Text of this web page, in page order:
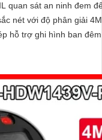
quan sát an ninh đem
nét với độ phân giải
hỗ trợ ghi hình ban